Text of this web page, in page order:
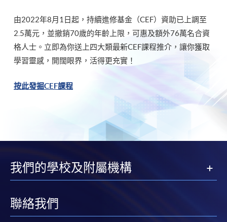
由2022年8月1日起，持續進修基金（CEF）資助已上調至
2.5萬元，並撤銷70歲的年齡上限，可惠及額外76萬名合資
格人士。立即為你送上四大類最新CEF課程推介，讓你獲取
學習靈感，開闊眼界，活得更充實！
按此發掘CEF課程
我們的學校及附屬機構
聯絡我們